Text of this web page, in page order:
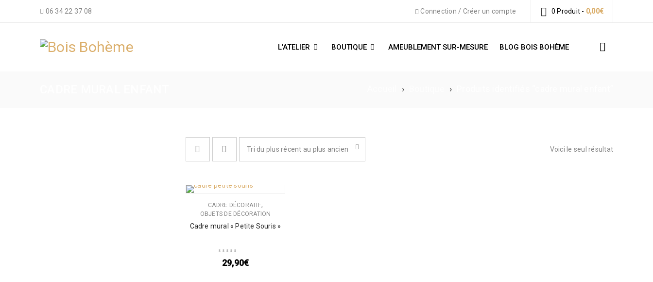
06 34 22 37 08 0 Produit - 0,00€
Connection / Créer un compte
L’ATELIER BOUTIQUE AMEUBLEMENT SUR-MESURE BLOG BOIS BOHÈME
› ›
Voici le seul résultat
Tri du plus récent au plus ancien
CADRE DÉCORATIF,
OBJETS DE DÉCORATION
Cadre mural « Petite Souris »
29,90€